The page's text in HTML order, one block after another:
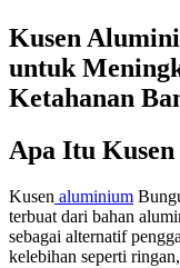
Kusen
untuk
Ketahanan
Apa Itu
Kusen aluminium
terbuat dari bahan
sebagai alternatif
kelebihan seperti